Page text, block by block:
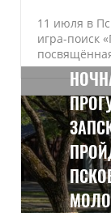
11 июля в
игра-поиск